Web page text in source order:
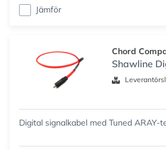
Jämför
Chord
Shawline
Digital signalkabel med Tuned ARAY-